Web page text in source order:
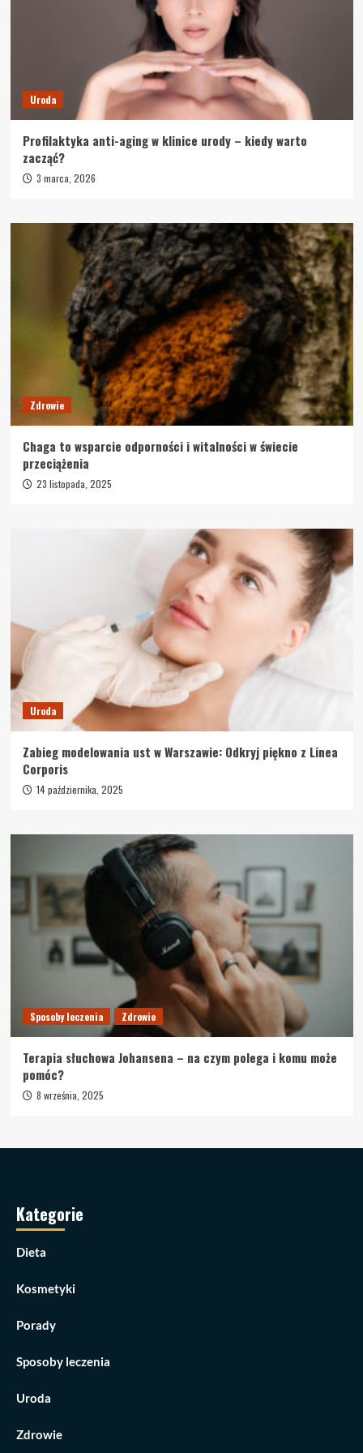
Uroda
Profilaktyka anti-aging w klinice urody – kiedy warto
zacząć?
3 marca, 2026
Zdrowie
Chaga to wsparcie odporności i witalności w świecie
przeciążenia
23 listopada, 2025
Uroda
Zabieg modelowania ust w Warszawie: Odkryj piękno z Linea
Corporis
14 października, 2025
Sposoby leczenia Zdrowie
Terapia słuchowa Johansena – na czym polega i komu może
pomóc?
8 września, 2025
Kategorie
Dieta
Kosmetyki
Porady
Sposoby leczenia
Uroda
Zdrowie